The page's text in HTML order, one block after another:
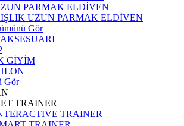
PARMAK ELDİVEN
UZUN PARMAK ELDİVEN
Gör
GİYİM
Gör
TRAINER
TRAINER